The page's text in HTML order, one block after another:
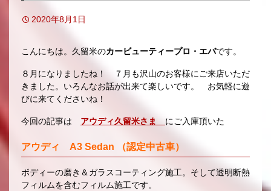
2020年8月1日
こんにちは。久留米のカービューティープロ・エバです。
８月になりましたね！ ７月も沢山のお客様にご来店いただ
きました。いろんなお話が出来て楽しいです。 お気軽に遊
びに来てくださいね！
今回の記事は アウディ久留米さま にご入庫頂いた
アウディ A3 Sedan （認定中古車）
ボディーの磨き＆ガラスコーティング施工。そして透明断熱
フィルムを含むフィルム施工です。